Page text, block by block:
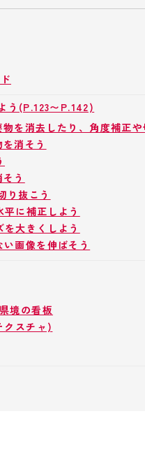
う(P.123〜P.142)
を消去したり、角度補正や
消そう
う
抜こう
に補正しよう
大きくしよう
画像を伸ばそう
境の看板
スチャ)